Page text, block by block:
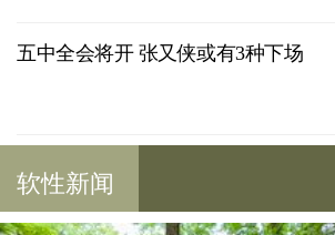
五中全会将开 张又侠或有3种下场
软性新闻